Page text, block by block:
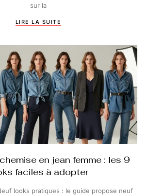
sur la
LIRE LA SUITE
en jean femme : les 9
faciles à adopter
looks pratiques : le guide propose neuf